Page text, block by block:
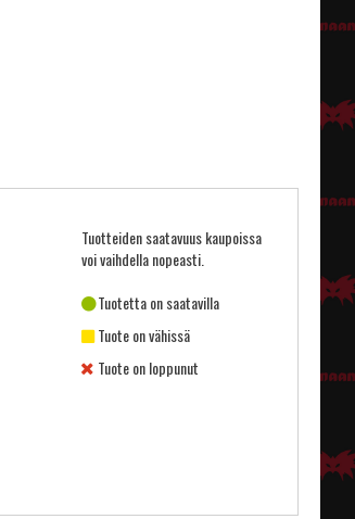
Tuotteiden saatavuus kaupoissa
voi vaihdella nopeasti.
Tuotetta on saatavilla
Tuote on vähissä
Tuote on loppunut